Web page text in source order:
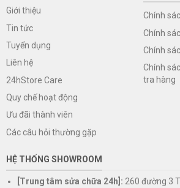
Giới thiệu
Tin tức
Tuyển dụng
Liên hệ
24hStore Care
Quy chế hoạt động
Ưu đãi thành viên
Các câu hỏi thường gặp
Chính
Chính
Chính
Chính
tra hàng
HỆ THỐNG SHOWROOM
[Trung tâm sửa chữa 24h]: 260 đường 3